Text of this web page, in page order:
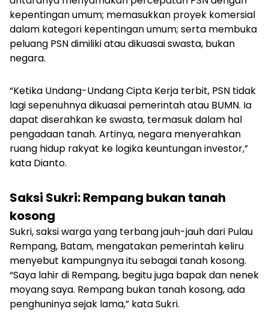
kepentingan umum; memasukkan proyek komersial
dalam kategori kepentingan umum; serta membuka
peluang PSN dimiliki atau dikuasai swasta, bukan
negara.
“Ketika Undang-Undang Cipta Kerja terbit, PSN tidak
lagi sepenuhnya dikuasai pemerintah atau BUMN. Ia
dapat diserahkan ke swasta, termasuk dalam hal
pengadaan tanah. Artinya, negara menyerahkan
ruang hidup rakyat ke logika keuntungan investor,”
kata Dianto.
Saksi Sukri: Rempang bukan tanah
kosong
Sukri, saksi warga yang terbang jauh-jauh dari Pulau
Rempang, Batam, mengatakan pemerintah keliru
menyebut kampungnya itu sebagai tanah kosong.
“Saya lahir di Rempang, begitu juga bapak dan nenek
moyang saya. Rempang bukan tanah kosong, ada
penghuninya sejak lama,” kata Sukri.